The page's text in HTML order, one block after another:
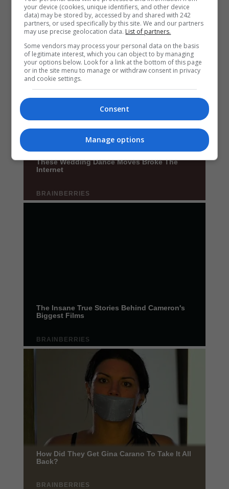
your device (cookies, unique identifiers, and other device
data) may be stored by, accessed by and shared with 242
partners, or used specifically by this site. We and our partners
may use precise geolocation data. List of partners.
Some vendors may process your personal data on the basis
of legitimate interest, which you can object to by managing
your options below. Look for a link at the bottom of this page
or in the site menu to manage or withdraw consent in privacy
and cookie settings.
Consent
Manage options